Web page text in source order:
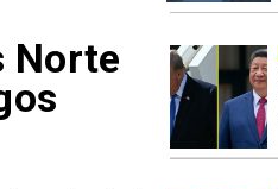
Norte